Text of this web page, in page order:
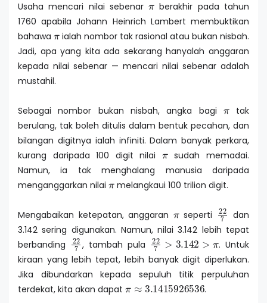
Usaha mencari nilai sebenar
berakhir pada tahun
1760 apabila Johann Heinrich Lambert membuktikan
bahawaπialah nombor tak rasional atau bukan nisbah.
Jadi, apa yang kita ada sekarang hanyalah anggaran
kepada nilai sebenar — mencari nilai sebenar adalah
mustahil.
Sebagai nombor bukan nisbah, angka bagi
tak
berulang, tak boleh ditulis dalam bentuk pecahan, dan
bilangan digitnya ialah infiniti. Dalam banyak perkara,
kurang daripada 100 digit nilai πsudah memadai.
Namun, ia tak menghalang manusia daripada
menganggarkan nilai πmelangkaui 100 trilion digit.
Mengabaikan ketepatan, anggaran seperti 22 dan
3.142 sering digunakan. Namun, nilai 3.142 lebih tepat
berbanding
227
, tambah pula 227> 3.142>π
. Untuk
kiraan yang lebih tepat, lebih banyak digit diperlukan.
Jika dibundarkan kepada sepuluh titik perpuluhan
terdekat, kita akan dapat π 3.1415926536.